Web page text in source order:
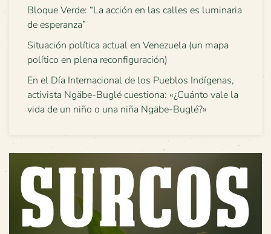
Bloque Verde: “La acción en las calles es luminaria
de esperanza”
Situación política actual en Venezuela (un mapa
político en plena reconfiguración)
En el Día Internacional de los Pueblos Indígenas,
activista Ngäbe-Buglé cuestiona: «¿Cuánto vale la
vida de un niño o una niña Ngäbe-Buglé?»